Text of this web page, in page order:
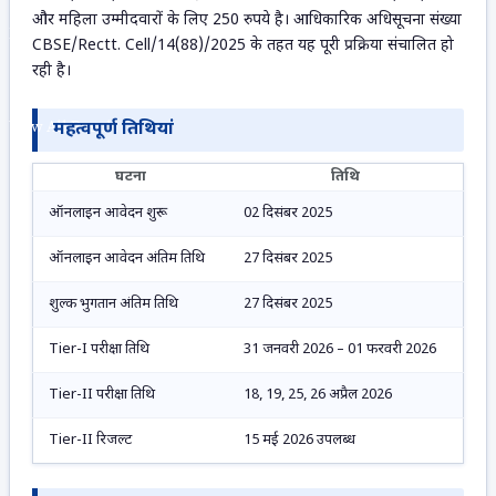
No Result
View All Result
और महिला उम्मीदवारों के लिए 250 रुपये है। आधिकारिक अधिसूचना संख्या
CBSE/Rectt. Cell/14(88)/2025 के तहत यह पूरी प्रक्रिया संचालित हो
रही है।
महत्वपूर्ण तिथियां
घटना
तिथि
ऑनलाइन आवेदन शुरू
02 दिसंबर 2025
ऑनलाइन आवेदन अंतिम तिथि 27 दिसंबर 2025
शुल्क भुगतान अंतिम तिथि 27 दिसंबर 2025
Tier-I परीक्षा तिथि 31 जनवरी 2026 – 01 फरवरी 2026
Tier-II परीक्षा तिथि 18, 19, 25, 26 अप्रैल 2026
Tier-II रिजल्ट 15 मई 2026 उपलब्ध